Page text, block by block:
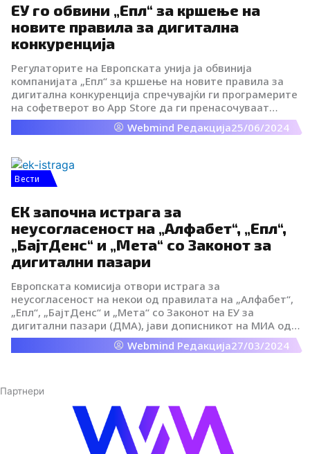
ЕУ го обвини „Епл“ за кршење на
новите правила за дигитална
конкуренција
Регулаторите на Европската унија ја обвинија
компанијата „Епл“ за кршење на новите правила за
дигитална конкуренција спречувајќи ги програмерите
на софетверот во App Store да ги пренасочуваат
корисниците на други места.Webmind Редакција25/06/2024
Вести
ЕК започна истрага за
неусогласеност на „Алфабет“, „Епл“,
„БајтДенс“ и „Мета“ со Законот за
дигитални пазари
Европската комисија отвори истрага за
неусогласеност на некои од правилата на „Алфабет“,
„Епл“, „БајтДенс“ и „Мета“ со Законот на ЕУ за
дигитални пазари (ДМА), јави дописникот на МИА од
Брисел.
Webmind Редакција27/03/2024
Партнери